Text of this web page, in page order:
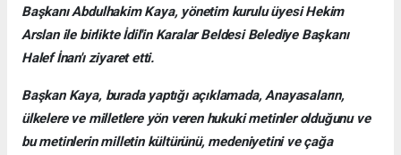
Başkanı Abdulhakim Kaya, yönetim kurulu üyesi Hekim
Arslan ile birlikte İdil'in Karalar Beldesi Belediye Başkanı
Halef İnan'ı ziyaret etti.
Başkan Kaya, burada yaptığı açıklamada, Anayasaların,
ülkelere ve milletlere yön veren hukuki metinler olduğunu ve
bu metinlerin milletin kültürünü, medeniyetini ve çağa